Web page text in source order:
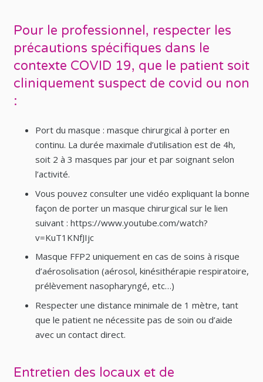
Pour le professionnel, respecter les
précautions spécifiques dans le
contexte COVID 19, que le patient soit
cliniquement suspect de covid ou non
:
Port du masque : masque chirurgical à porter en
continu. La durée maximale d’utilisation est de 4h,
soit 2 à 3 masques par jour et par soignant selon
l’activité.
Vous pouvez consulter une vidéo expliquant la bonne
façon de porter un masque chirurgical sur le lien
suivant : https://www.youtube.com/watch?
v=KuT1KNfJIjc
Masque FFP2 uniquement en cas de soins à risque
d’aérosolisation (aérosol, kinésithérapie respiratoire,
prélèvement nasopharyngé, etc…)
Respecter une distance minimale de 1 mètre, tant
que le patient ne nécessite pas de soin ou d’aide
avec un contact direct.
Entretien des locaux et de